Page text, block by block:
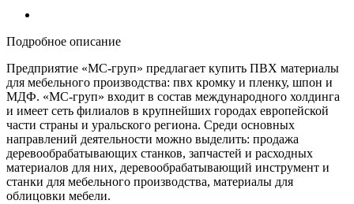
Подробное описание
Предприятие «МС-груп» предлагает купить ПВХ материалы
для мебельного производства: пвх кромку и пленку, шпон и
МДФ. «МС-груп» входит в состав международного холдинга
и имеет сеть филиалов в крупнейших городах европейской
части страны и уральского региона. Среди основных
направлений деятельности можно выделить: продажа
деревообрабатывающих станков, запчастей и расходных
материалов для них, деревообрабатывающий инструмент и
станки для мебельного производства, материалы для
облицовки мебели.